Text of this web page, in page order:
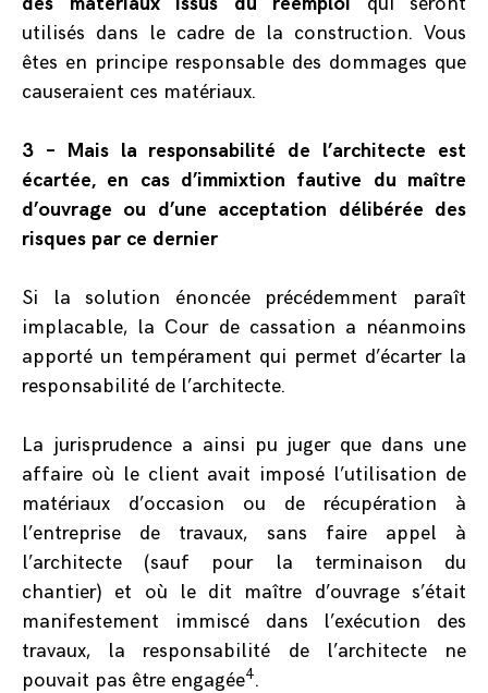
utilisés dans le cadre de la construction. Vous
êtes en principe responsable des dommages que
causeraient ces matériaux.
3 – Mais la responsabilité de l’architecte est
écartée, en cas d’immixtion fautive du maître
d’ouvrage ou d’une acceptation délibérée des
risques par ce dernier
Si la solution énoncée précédemment paraît
implacable, la Cour de cassation a néanmoins
apporté un tempérament qui permet d’écarter la
responsabilité de l’architecte.
La jurisprudence a ainsi pu juger que dans une
affaire où le client avait imposé l’utilisation de
matériaux d’occasion ou de récupération à
l’entreprise de travaux, sans faire appel à
l’architecte (sauf pour la terminaison du
chantier) et où le dit maître d’ouvrage s’était
manifestement immiscé dans l’exécution des
travaux, la responsabilité de l’architecte ne
pouvait pas être engagée4.